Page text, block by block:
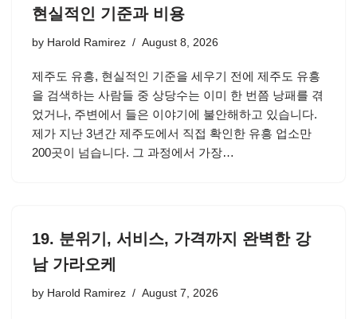
현실적인 기준과 비용
by Harold Ramirez August 8, 2026
제주도 유흥, 현실적인 기준을 세우기 전에 제주도 유흥
을 검색하는 사람들 중 상당수는 이미 한 번쯤 낭패를 겪
었거나, 주변에서 들은 이야기에 불안해하고 있습니다.
제가 지난 3년간 제주도에서 직접 확인한 유흥 업소만
200곳이 넘습니다. 그 과정에서 가장…
19. 분위기, 서비스, 가격까지 완벽한 강
남 가라오케
by Harold Ramirez August 7, 2026